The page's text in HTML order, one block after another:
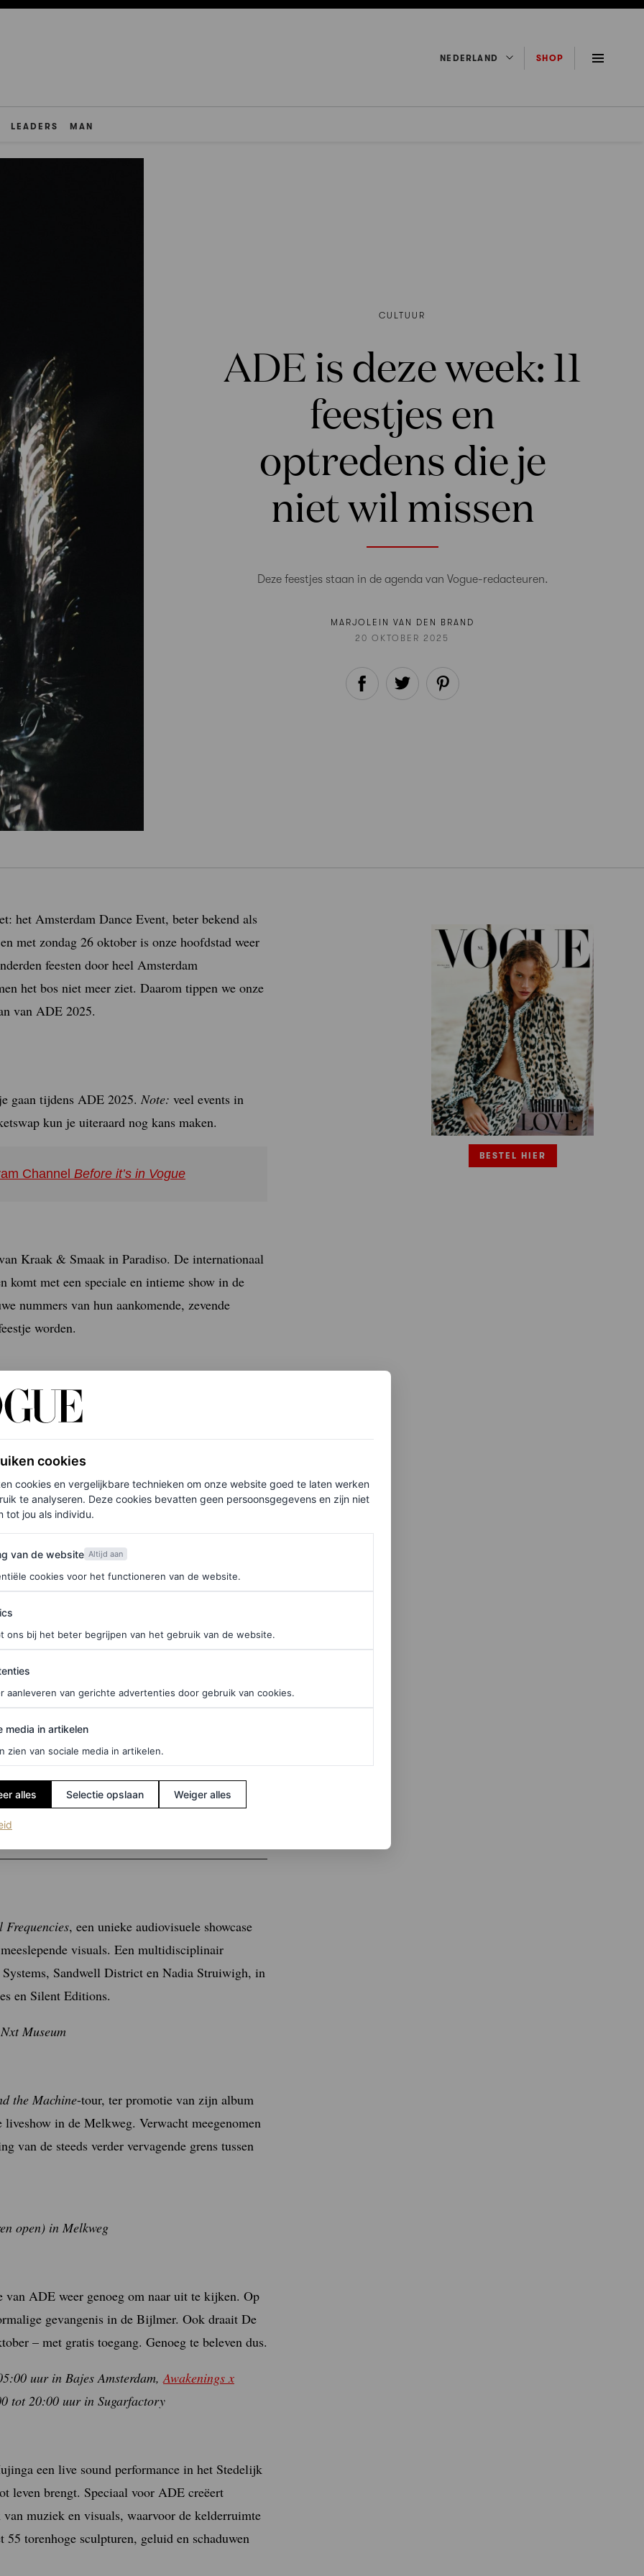
NEDERLAND SHOP
LEADERS MAN
CULTUUR
ADE is deze week: 11
feestjes en
optredens die je
niet wil missen
Deze feestjes staan in de agenda van Vogue-redacteuren.
MARJOLEIN VAN DEN BRAND
20 OKTOBER 2025
het Amsterdam Dance Event, beter bekend als
met zondag 26 oktober is onze hoofdstad weer
feesten door heel Amsterdam
het bos niet meer ziet. Daarom tippen we onze
van ADE 2025.
gaan tijdens ADE 2025. Note: veel events in
kun je uiteraard nog kans maken.
Channel Before it’s in Vogue
Kraak & Smaak in Paradiso. De internationaal
komt met een speciale en intieme show in de
nummers van hun aankomende, zevende
worden.
absoluut de speciale (gratis) expositie van het
je in De Rode Hoed in hartje Amsterdam
prikkelt en je meeneemt op eentrip down
uur (woensdag van 10:00 tot 17:00 uur) in De
ADE, met onder meer een optreden van
je ze al eens live hebt gezien, weet je wat je te
die niet stil blijft staan. Nog niet gezien?
uur in NDSM Warehouse
kennen
Frequencies, een unieke audiovisuele showcase
visuals. Een multidisciplinair
Sandwell District en Nadia Struiwigh, in
en Silent Editions.
Museum
the Machine-tour, ter promotie van zijn album
in de Melkweg. Verwacht meegenomen
van de steeds verder vervagende grens tussen
BESTEL HIER
open) in Melkweg
ADE weer genoeg om naar uit te kijken. Op
gevangenis in de Bijlmer. Ook draait De
– met gratis toegang. Genoeg te beleven dus.
uur in Bajes Amsterdam,Awakenings x
tot 20:00 uur in Sugarfactory
een live sound performance in het Stedelijk
leven brengt. Speciaal voor ADE creëert
muziek en visuals, waarvoor de kelderruimte
torenhoge sculpturen, geluid en schaduwen
cookies
cookies en vergelijkbare technieken om onze website goed te laten werken
te analyseren. Deze cookies bevatten geen persoonsgegevens en zijn niet
tot jou als individu.
de website
van de website Altijd aan
cookies voor het functioneren van de website.
ons bij het beter begrijpen van het gebruik van de website.
aanleveren van gerichte advertenties door gebruik van cookies.
in artikelen
media in artikelen
zien van sociale media in artikelen.
alles Selectie opslaan Weiger alles